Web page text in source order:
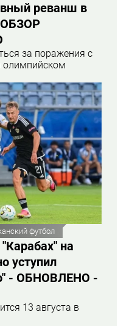
реванш в
за поражения с
олимпийском
футбол
на
уступил
- ОБНОВЛЕНО -
13 августа в